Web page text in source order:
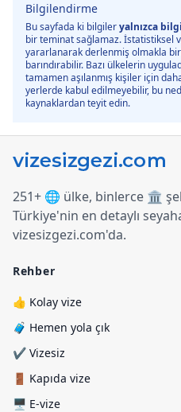
Bilgilendirme
Bu sayfada ki bilgileryalnızca
bir teminat sağlamaz. İstatistiksel
yararlanarak derlenmiş olmakla
barındırabilir. Bazı ülkelerin
tamamen aşılanmış kişiler için
yerlerde kabul edilmeyebilir, bu
kaynaklardan teyit edin.
251+ 🌐 ülke, binlerce 🏛️
Türkiye'nin en detaylı
vizesizgezi.com'da.
Rehber
👍 Kolay vize
🧳 Hemen yola çık
✔️ Vizesiz
🚪 Kapıda vize
🖥️ E-vize